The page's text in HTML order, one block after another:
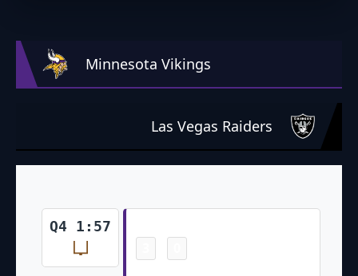
Minnesota Vikings
Las Vegas Raiders
Q4 1:57